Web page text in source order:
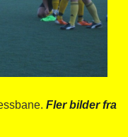
Fler bilder fra